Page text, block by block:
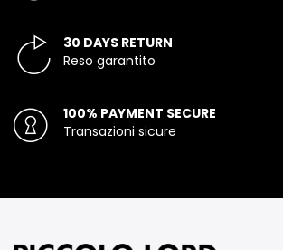
30 DAYS RETURN
Reso garantito
100% PAYMENT SECURE
Transazioni sicure